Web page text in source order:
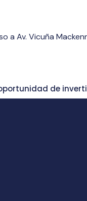
a Av. Vicuña
de